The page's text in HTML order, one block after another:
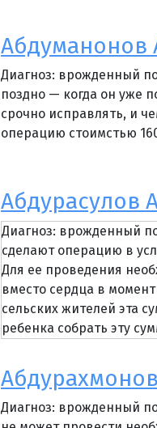
Абдуманонов
Диагноз: врожденный
поздно — когда он уже
срочно исправлять, и
операцию стоимстью
Абдурасулов
Диагноз: врожденный
сделают операцию в
Для ее проведения
вместо сердца в
сельских жителей эта
ребенка собрать эту
Диагноз: врожденный